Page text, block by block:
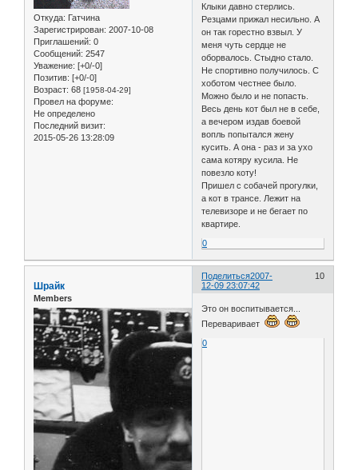
Откуда: Гатчина
Зарегистрирован: 2007-10-08
Приглашений: 0
Сообщений: 2547
Уважение: [+0/-0]
Позитив: [+0/-0]
Возраст: 68 [1958-04-29]
Провел на форуме:
Не определено
Последний визит:
2015-05-26 13:28:09
Клыки давно стерлись.
Резцами прижал несильно. А
он так горестно взвыл. У
меня чуть сердце не
оборвалось. Стыдно стало.
Не спортивно получилось. С
хоботом честнее было.
Можно было и не попасть.
Весь день кот был не в себе,
а вечером издав боевой
вопль попытался жену
кусить. А она - раз и за ухо
сама котяру кусила. Не
повезло коту!
Пришел с собачей прогулки,
а кот в трансе. Лежит на
телевизоре и не бегает по
квартире.
0
Поделиться 10
2007-
12-09 23:07:42
Шрайк
Members
Это он воспитывается...
Переваривает
0